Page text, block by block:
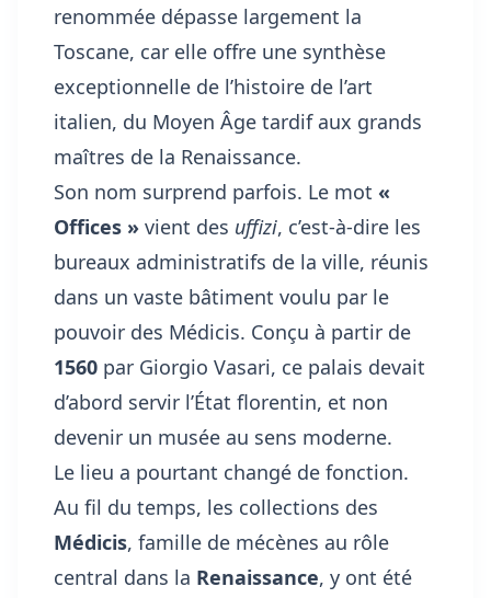
renommée dépasse largement la
Toscane, car elle offre une synthèse
exceptionnelle de l’histoire de l’art
italien, du Moyen Âge tardif aux grands
maîtres de la Renaissance.
Son nom surprend parfois. Le mot «
Offices » vient des uffizi, c’est-à-dire les
bureaux administratifs de la ville, réunis
dans un vaste bâtiment voulu par le
pouvoir des Médicis. Conçu à partir de
1560 par Giorgio Vasari, ce palais devait
d’abord servir l’État florentin, et non
devenir un musée au sens moderne.
Le lieu a pourtant changé de fonction.
Au fil du temps, les collections des
Médicis, famille de mécènes au rôle
central dans la Renaissance, y ont été